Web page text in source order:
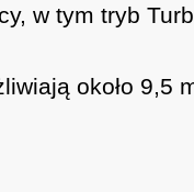
w tym tryb
około 9,5